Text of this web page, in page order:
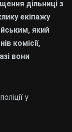
дільниці з
екіпажу
який
комісії,
вони
у